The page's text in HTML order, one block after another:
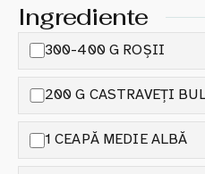
Ingrediente
300-400 G ROȘII
200 G CASTRAVEȚI
1 CEAPĂ MEDIE ALBĂ